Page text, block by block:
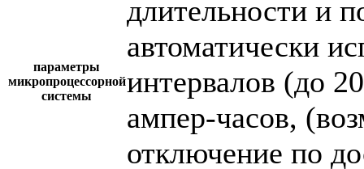
параметры
микропроцессорной
системы
длительности и
автоматически
интервалов (до
ампер-часов,
отключение по